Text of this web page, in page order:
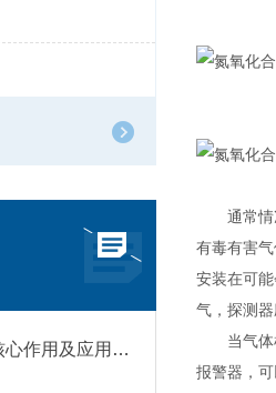
氮氧化物检测仪的核心作用及应用场景
通常情况
有毒有害
安装在可
气，探测
当气体检
报警器，